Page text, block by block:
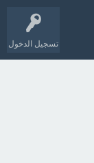
تسجيل الدخول